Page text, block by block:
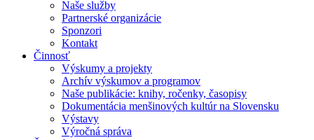
Naše služby
Partnerské organizácie
Sponzori
Kontakt
Činnosť
Výskumy a projekty
Archív výskumov a programov
Naše publikácie: knihy, ročenky, časopisy
Dokumentácia menšinových kultúr na Slovensku
Výstavy
Výročná správa